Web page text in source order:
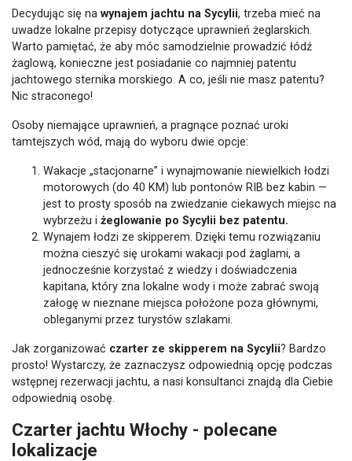
Decydując się na wynajem jachtu na Sycylii, trzeba mieć na
uwadze lokalne przepisy dotyczące uprawnień żeglarskich.
Warto pamiętać, że aby móc samodzielnie prowadzić łódź
żaglową, konieczne jest posiadanie co najmniej patentu
jachtowego sternika morskiego. A co, jeśli nie masz patentu?
Nic straconego!
Osoby niemające uprawnień, a pragnące poznać uroki
tamtejszych wód, mają do wyboru dwie opcje:
Wakacje „stacjonarne” i wynajmowanie niewielkich łodzi
motorowych (do 40 KM) lub pontonów RIB bez kabin —
jest to prosty sposób na zwiedzanie ciekawych miejsc na
wybrzeżu i żeglowanie po Sycylii bez patentu.
Wynajem łodzi ze skipperem. Dzięki temu rozwiązaniu
można cieszyć się urokami wakacji pod żaglami, a
jednocześnie korzystać z wiedzy i doświadczenia
kapitana, który zna lokalne wody i może zabrać swoją
załogę w nieznane miejsca położone poza głównymi,
obleganymi przez turystów szlakami.
Jak zorganizować czarter ze skipperem na Sycylii? Bardzo
prosto! Wystarczy, że zaznaczysz odpowiednią opcję podczas
wstępnej rezerwacji jachtu, a nasi konsultanci znajdą dla Ciebie
odpowiednią osobę.
Czarter jachtu Włochy - polecane
lokalizacje